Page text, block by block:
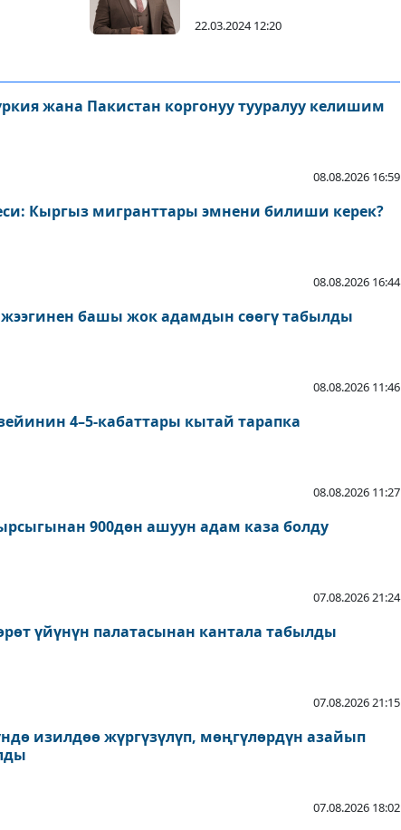
22.03.2024 12:20
жана Пакистан коргонуу тууралуу келишим
08.08.2026 16:59
Кыргыз мигранттары эмнени билиши керек?
08.08.2026 16:44
башы жок адамдын сөөгү табылды
08.08.2026 11:46
4–5-кабаттары кытай тарапка
08.08.2026 11:27
900дөн ашуун адам каза болду
07.08.2026 21:24
үйүнүн палатасынан кантала табылды
07.08.2026 21:15
изилдөө жүргүзүлүп, мөңгүлөрдүн азайып
07.08.2026 18:02